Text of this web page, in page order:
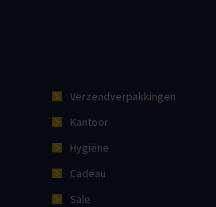
Verzendverpakkingen
Kantoor
Hygiëne
Cadeau
Sale